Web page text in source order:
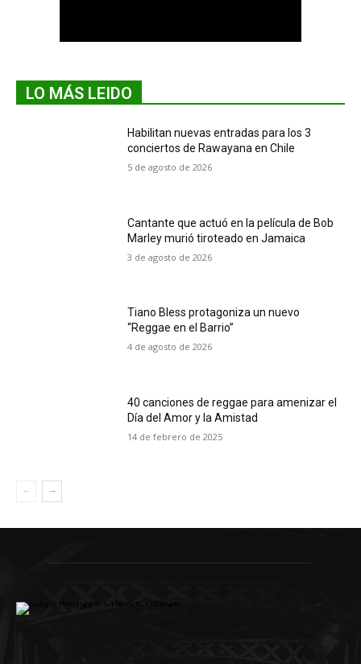
LO MÁS LEIDO
Habilitan nuevas entradas para los 3
conciertos de Rawayana en Chile
5 de agosto de 2026
Cantante que actuó en la película de Bob
Marley murió tiroteado en Jamaica
3 de agosto de 2026
Tiano Bless protagoniza un nuevo
“Reggae en el Barrio”
4 de agosto de 2026
40 canciones de reggae para amenizar el
Día del Amor y la Amistad
14 de febrero de 2025